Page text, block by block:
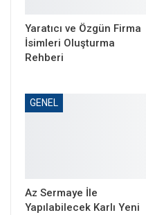
Yaratıcı ve Özgün Firma
İsimleri Oluşturma
Rehberi
GENEL
Az Sermaye İle
Yapılabilecek Karlı Yeni